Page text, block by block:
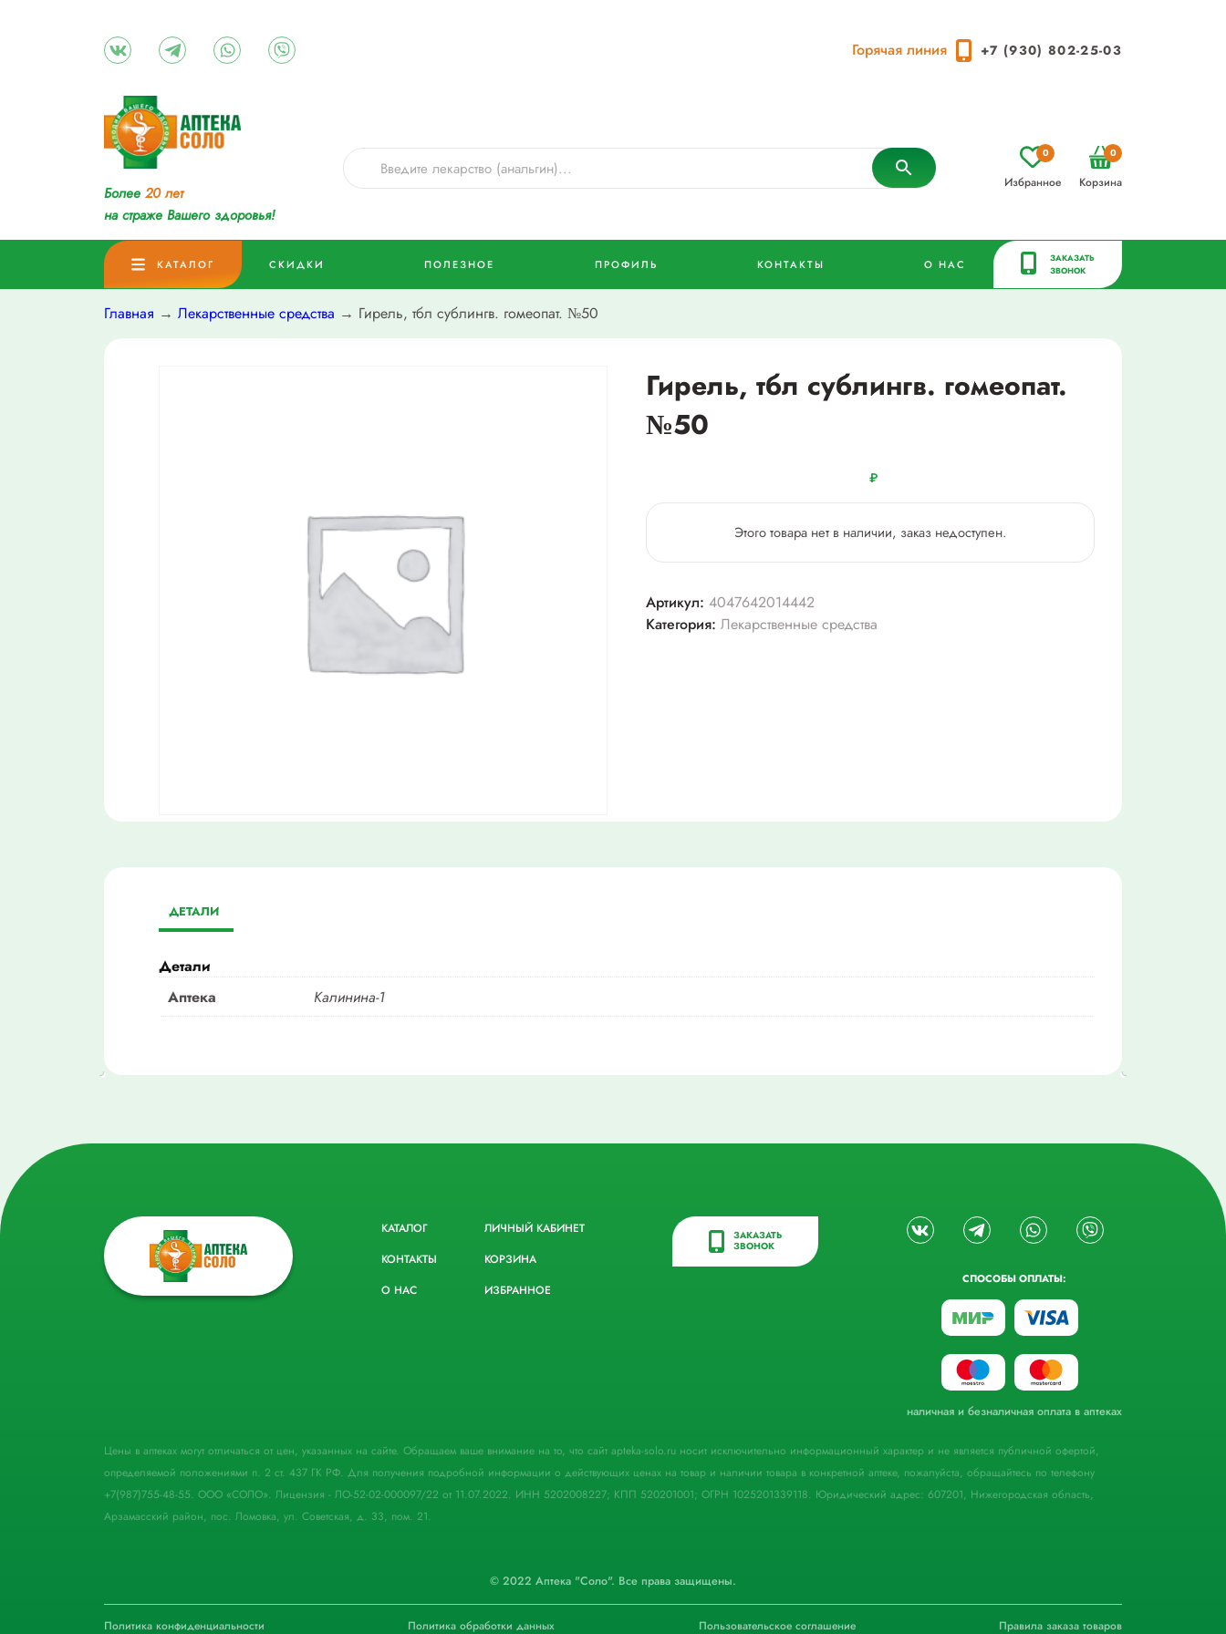
Горячая линия +7 (930) 802-25-03
Более 20 лет
на страже Вашего здоровья!
Избранное
0
Корзина
0
КАТАЛОГ СКИДКИ ПОЛЕЗНОЕ ПРОФИЛЬ КОНТАКТЫ О НАС
ЗАКАЗАТЬ
ЗВОНОК
Главная → Лекарственные средства → Гирель, тбл сублингв. гомеопат. №50
Гирель, тбл сублингв. гомеопат.
№50
₽
Этого товара нет в наличии, заказ недоступен.
Артикул: 4047642014442
Категория: Лекарственные средства
ДЕТАЛИ
Детали
Аптека
Калинина-1
КАТАЛОГ
КОНТАКТЫ
О НАС
ЛИЧНЫЙ КАБИНЕТ
КОРЗИНА
ИЗБРАННОЕ
ЗАКАЗАТЬ
ЗВОНОК
СПОСОБЫ ОПЛАТЫ:
наличная и безналичная оплата в аптеках
Цены в аптеках могут отличаться от цен, указанных на сайте. Обращаем ваше внимание на то, что сайт apteka-solo.ru носит исключительно информационный характер и не является публичной офертой,
определяемой положениями п. 2 ст. 437 ГК РФ. Для получения подробной информации о действующих ценах на товар и наличии товара в конкретной аптеке, пожалуйста, обращайтесь по телефону
+7(987)755-48-55. ООО «СОЛО». Лицензия - ЛО-52-02-000097/22 от 11.07.2022. ИНН 5202008227; КПП 520201001; ОГРН 1025201339118. Юридический адрес: 607201, Нижегородская область,
Арзамасский район, пос. Ломовка, ул. Советская, д. 33, пом. 21.
© 2022 Аптека "Соло". Все права защищены.
Политика конфиденциальности Политика обработки данных Пользовательское соглашение Правила заказа товаров